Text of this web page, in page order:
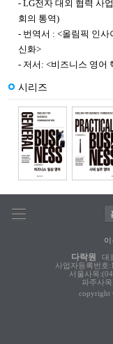
- LG전자 대외 협력 사
회의 통역)
- 번역서 : <올림픽 인사
신화>
- 저서: <비즈니스 영어
시리즈
다락원
대
사업자등록번호
서울사옥
파주사
copyright